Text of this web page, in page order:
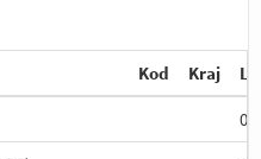
Kod Kraj